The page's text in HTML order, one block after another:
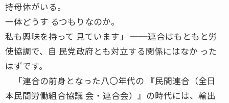
持母体がいる。
一体どうす るつもりなのか。
私も興味を持って 見ています」 ──連合はもともと労
使協調で、自 民党政府とも対立する関係にはなか った
はずです。
「連合の前身となった八〇年代の 『民間連合（全日
本民間労働組合協議 会・連合会）』の時代には、輸出